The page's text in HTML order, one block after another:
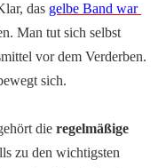
das gelbe Band war
Man tut sich selbst
vor dem Verderben.
sich.
die regelmäßige
zu den wichtigsten